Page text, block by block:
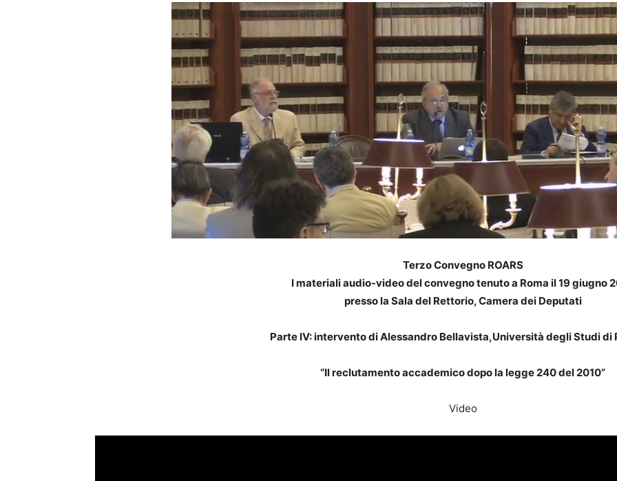
Terzo Convegno ROARS
I materiali audio-video del convegno tenuto a Roma il 19 giugno
presso la Sala del Rettorio, Camera dei Deputati
Parte IV: intervento di Alessandro Bellavista,Università degli Studi di
“Il reclutamento accademico dopo la legge 240 del 2010”
Video